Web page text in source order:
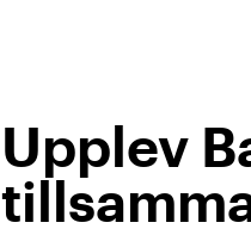
Upplev